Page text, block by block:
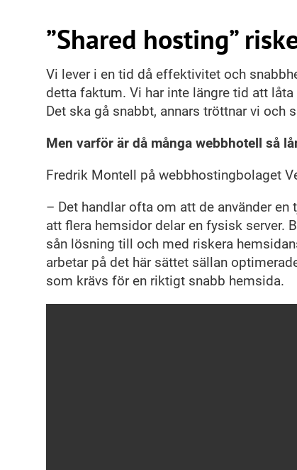
”Shared hosting”
Vi lever i en tid då effektivitet och
detta faktum. Vi har inte längre tid att
Det ska gå snabbt, annars tröttnar vi och
Men varför är då många webbhotell så
Fredrik Montell på webbhostingbolaget
– Det handlar ofta om att de använder
att flera hemsidor delar en fysisk server.
sån lösning till och med riskera
arbetar på det här sättet sällan
som krävs för en riktigt snabb hemsida.